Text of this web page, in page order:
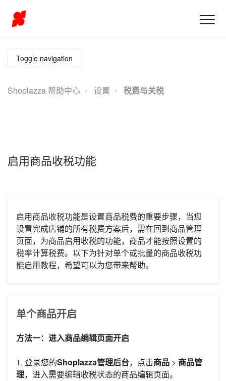
Toggle navigation
Shoplazza 帮助中心 设置 税费与关税
启用商品收税功能
启用商品收税功能是设置商品税费的重要步骤，当您
设置完成店铺的所有税费方案后，需在回到商品管理
页面，为商品启用收税的功能，商品才能按照设置的
税率计算税费。以下为针对单个或批量的商品收税功
能启用教程，希望可以为您带来帮助。
单个商品开启
方法一：进入商品编辑页面开启
1. 登录您的Shoplazza管理后台，点击商品 > 商品管
理，进入需要编辑收税状态的商品编辑页面。